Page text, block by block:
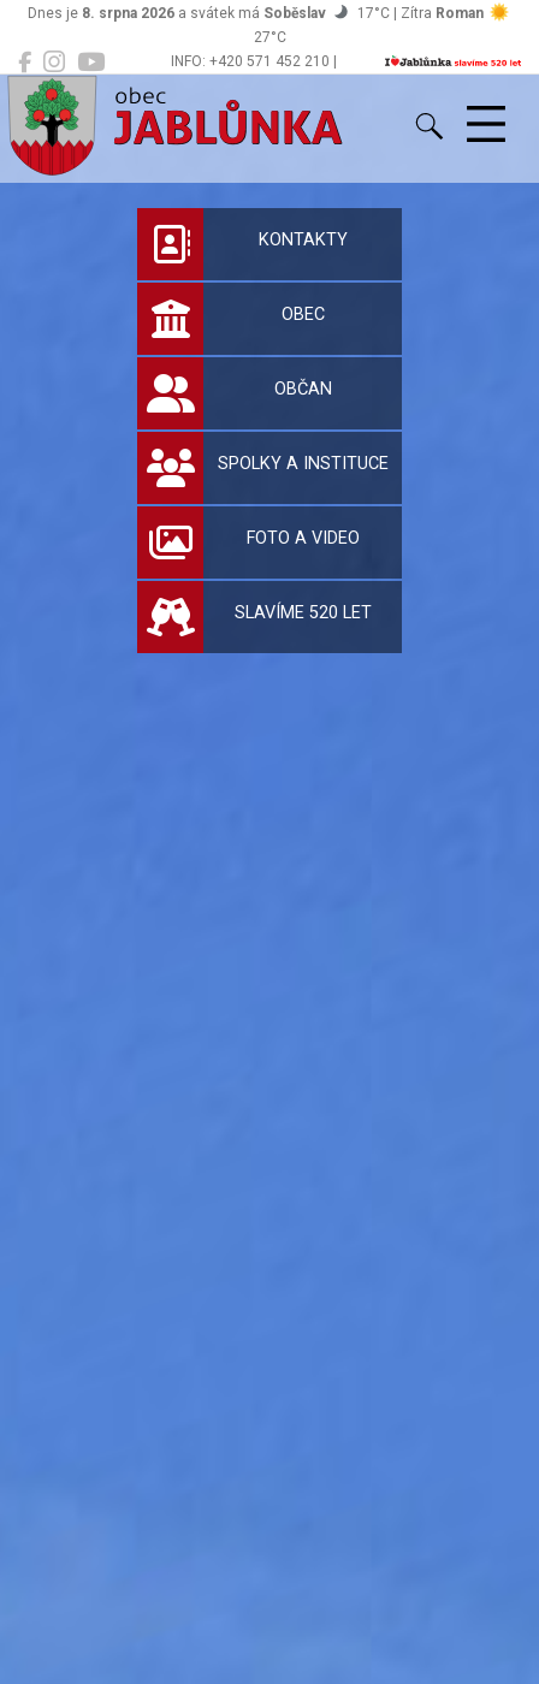
INFO: +420 571 452 210 |
Dnes je 8. srpna 2026 a svátek má Soběslav 17°C | Zítra Roman
27°C
Jablůnka
Oficiální stránky
KONTAKTY
OBEC
OBČAN
SPOLKY A INSTITUCE
FOTO A VIDEO
SLAVÍME 520 LET